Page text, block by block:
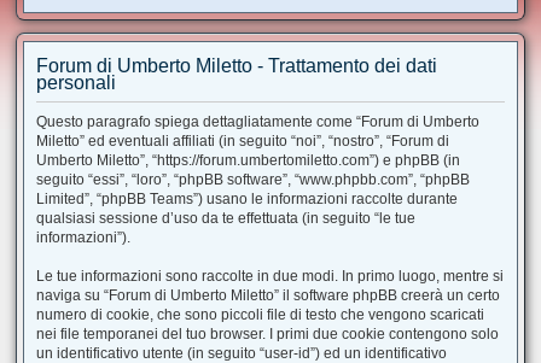
e
a
Forum di Umberto Miletto - Trattamento dei dati
personali
Questo paragrafo spiega dettagliatamente come “Forum di Umberto
Miletto” ed eventuali affiliati (in seguito “noi”, “nostro”, “Forum di
Umberto Miletto”, “https://forum.umbertomiletto.com”) e phpBB (in
seguito “essi”, “loro”, “phpBB software”, “www.phpbb.com”, “phpBB
Limited”, “phpBB Teams”) usano le informazioni raccolte durante
qualsiasi sessione d’uso da te effettuata (in seguito “le tue
informazioni”).
Le tue informazioni sono raccolte in due modi. In primo luogo, mentre si
naviga su “Forum di Umberto Miletto” il software phpBB creerà un certo
numero di cookie, che sono piccoli file di testo che vengono scaricati
nei file temporanei del tuo browser. I primi due cookie contengono solo
un identificativo utente (in seguito “user-id”) ed un identificativo